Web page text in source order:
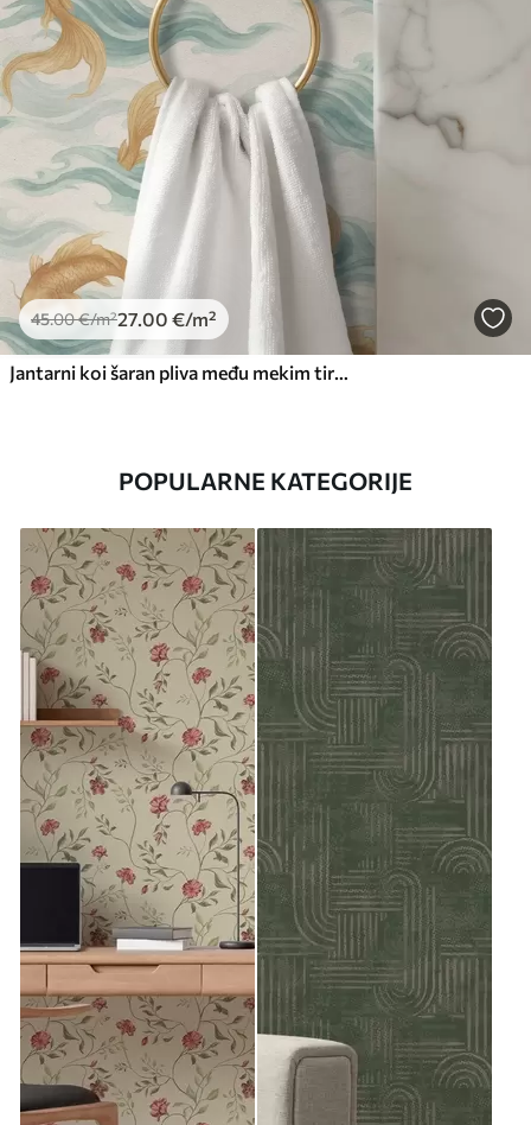
45.00€/m²27.00 €/m²
Jantarni koi šaran pliva među mekim tirkiznim valovima
POPULARNE KATEGORIJE